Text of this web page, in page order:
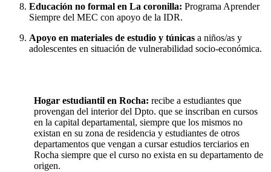
Educación no formal en La coronilla: Programa Aprender
Siempre del MEC con apoyo de la IDR.
Apoyo en materiales de estudio y túnicas a niños/as y
adolescentes en situación de vulnerabilidad socio-económica.
Hogar estudiantil en Rocha: recibe a estudiantes que
provengan del interior del Dpto. que se inscriban en cursos
en la capital departamental, siempre que los mismos no
existan en su zona de residencia y estudiantes de otros
departamentos que vengan a cursar estudios terciarios en
Rocha siempre que el curso no exista en su departamento de
origen.